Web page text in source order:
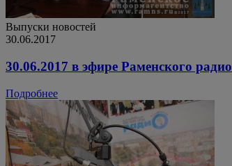
Выпуски новостей
30.06.2017
30.06.2017 в эфире Раменского радио
Подробнее